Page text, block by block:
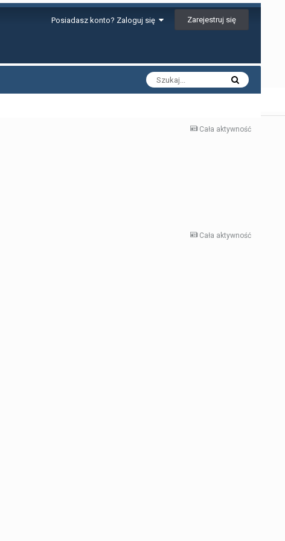
Posiadasz konto? Zaloguj się Zarejestruj się
Cała aktywność
Cała aktywność